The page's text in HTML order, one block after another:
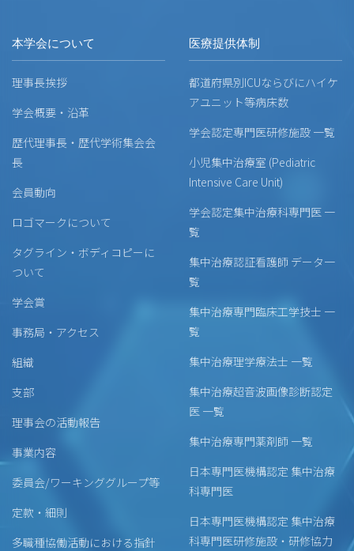
本学会について
理事長挨拶
学会概要・沿革
歴代理事長・歴代学術集会会
長
会員動向
ロゴマークについて
タグライン・ボディコピーに
ついて
学会賞
事務局・アクセス
組織
支部
理事会の活動報告
事業内容
委員会/ワーキンググループ等
定款・細則
多職種協働活動における指針
医療提供体制
都道府県別ICUならびにハイケ
アユニット等病床数
学会認定専門医研修施設 一覧
小児集中治療室 (Pediatric
Intensive Care Unit)
学会認定集中治療科専門医 一
覧
集中治療認証看護師 データ一
覧
集中治療専門臨床工学技士 一
覧
集中治療理学療法士 一覧
集中治療超音波画像診断認定
医 一覧
集中治療専門薬剤師 一覧
日本専門医機構認定 集中治療
科専門医
日本専門医機構認定 集中治療
科専門医研修施設・研修協力